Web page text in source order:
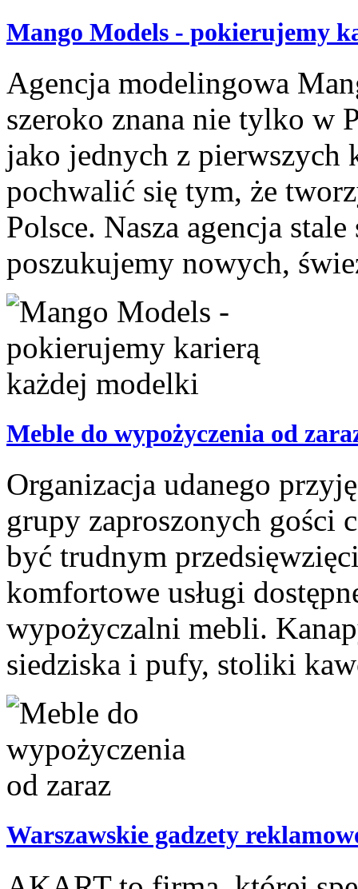
Mango Models - pokierujemy
Agencja modelingowa
szeroko znana nie tylko w
jako jednych z pierwszych
pochwalić się tym, że
Polsce. Nasza agencja
poszukujemy nowych,
Meble do wypożyczenia od
Organizacja udanego
grupy zaproszonych gości
być trudnym
komfortowe usługi
wypożyczalni mebli.
siedziska i pufy, stoliki
Warszawskie gadzety